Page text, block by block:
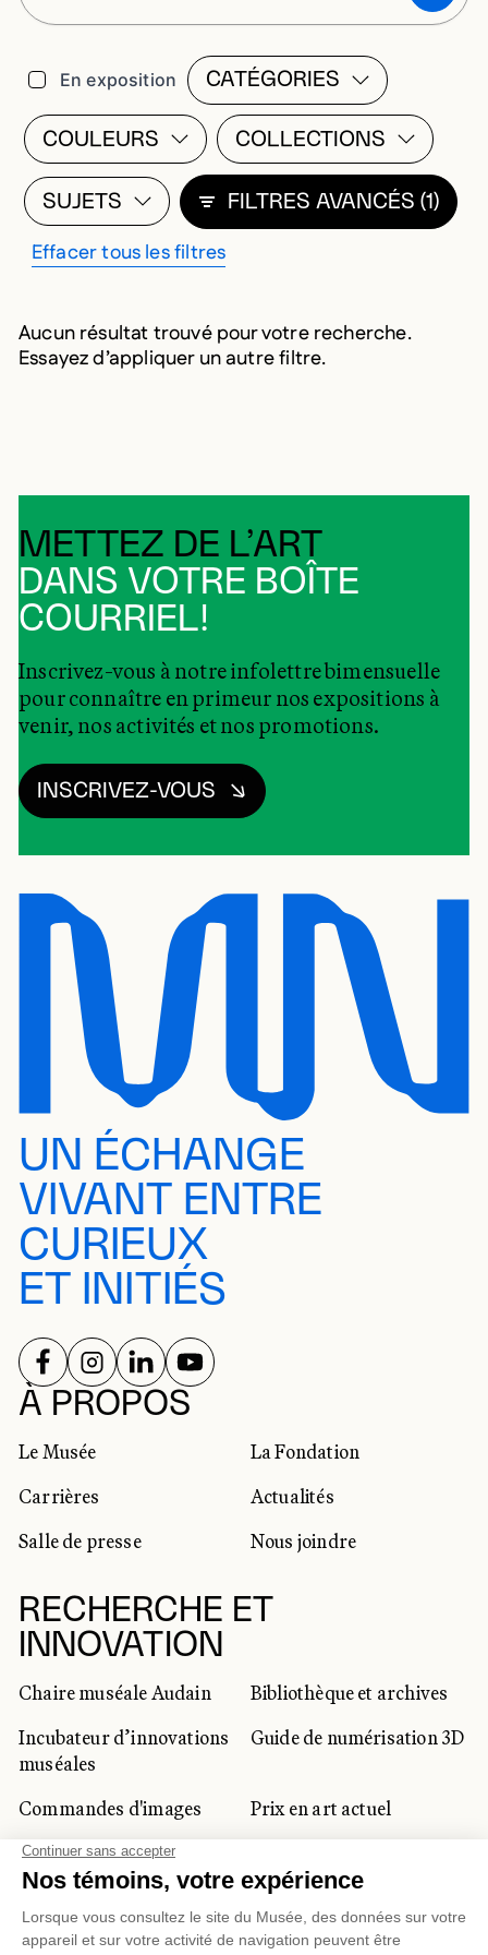
En exposition
CATÉGORIESOUVRIR LA
COULEURSOUVRIR LA MODALE DE LISTE DE
COLLECTIONS
OUVRIR LA
FILTRE ACTUELLEMENT APPLIQUÉ
SUJETSOUVRIR LA MODALE DE LISTE DE
FILTRES AVANCÉS (1)
FERMER LA
OUVRIR LA
Effacer tous les filtres
Aucun résultat trouvé pour votre recherche.
Essayez d’appliquer un autre filtre.
METTEZ DE L’ART
DANS VOTRE BOÎTE
COURRIEL!
Inscrivez-vous à notre infolettre bimensuelle
pour connaître en primeur nos expositions à
venir, nos activités et nos promotions.
INSCRIVEZ-VOUS
UN ÉCHANGE
VIVANT ENTRE
CURIEUX
ET INITIÉS
À PROPOS
Le Musée
La Fondation
Carrières
Actualités
Salle de presse
Nous joindre
RECHERCHE ET
INNOVATION
Chaire muséale Audain
Bibliothèque et archives
Incubateur d’innovations
muséales
Guide de numérisation 3D
Commandes d'images
Prix en art actuel
Prix Lynne-Cohen
CLIENTÈLE CORPORATIVE
RÉSEAUX SOCIAUX
SUIVEZ-NOUS SUR
SUIVEZ-NOUS SUR
SUIVEZ-NOUS SUR
SUIVEZ-NOUS SUR